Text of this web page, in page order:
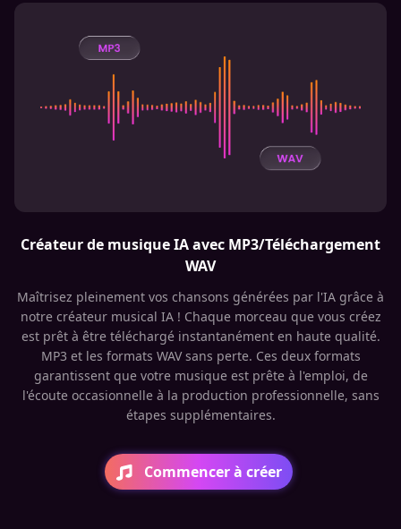
Créateur de musique IA avec MP3/Téléchargement
WAV
Maîtrisez pleinement vos chansons générées par l'IA grâce à
notre créateur musical IA ! Chaque morceau que vous créez
est prêt à être téléchargé instantanément en haute qualité.
MP3 et les formats WAV sans perte. Ces deux formats
garantissent que votre musique est prête à l'emploi, de
l'écoute occasionnelle à la production professionnelle, sans
étapes supplémentaires.
Commencer à créer